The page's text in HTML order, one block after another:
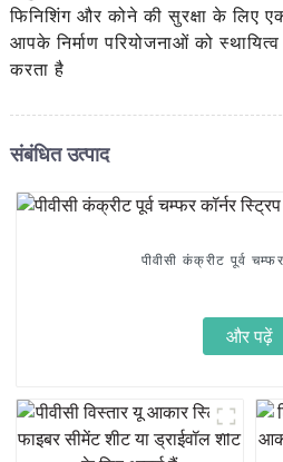
फिनिशिंग और कोने की सुरक्षा के लिए
आपके निर्माण परियोजनाओं को
करता है
संबंधित उत्पाद
पीवीसी कंक्रीट पूर्व चम्फर
और पढ़ें